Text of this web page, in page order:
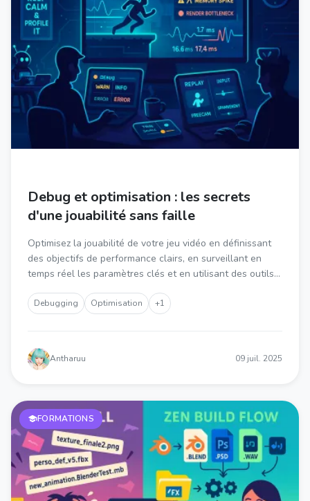
Debug et optimisation : les secrets
d'une jouabilité sans faille
Optimisez la jouabilité de votre jeu vidéo en définissant
des objectifs de performance clairs, en surveillant en
temps réel les paramètres clés et en utilisant des outils
Debugging Optimisation +1
Antharuu 09 juil. 2025
FORMATIONS